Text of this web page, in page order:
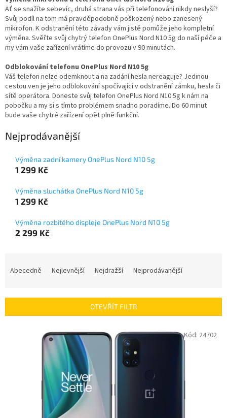
Ať se snažíte sebevíc, druhá strana vás při telefonování nikdy neslyší?
Svůj podíl na tom má pravděpodobně poškozený nebo zanesený
mikrofon. K odstranění této závady vám jistě pomůže jeho kompletní
výměna. Svěřte svůj chytrý telefon OnePlus Nord N10 5g do naší péče a
my vám vaše zařízení vrátíme do provozu v 90 minutách.
Odblokování telefonu OnePlus Nord N10 5g
Váš telefon nelze odemknout a na zadání hesla nereaguje? Jedinou
cestou ven je jeho odblokování spočívající v odstranění zámku, hesla či
sítě operátora. Doneste svůj telefon OnePlus Nord N10 5g k nám na
pobočku a my si s tímto problémem snadno poradíme. Do 60 minut
bude vaše chytré zařízení opět plně funkční.
Nejprodávanější
Výměna zadní kamery OnePlus Nord N10 5g
1 299 Kč
Výměna sluchátka OnePlus Nord N10 5g
1 299 Kč
Výměna rozbitého displeje OnePlus Nord N10 5g
2 299 Kč
í
Abecedně Nejlevnější Nejdražší Nejprodávanější
OTEVŘÍT FILTR
Kód: 24702